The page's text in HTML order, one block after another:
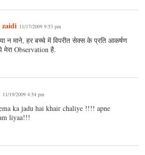
zaidi 11/17/2009 9:53 pm
न माने, हर बच्चे में विपरीत सेक्स के प्रति आकर्षण
मेरा Observation है.
11/19/2009 4:54 pm
ka jadu hai khair chaliye !!!! apne
liyaa!!!